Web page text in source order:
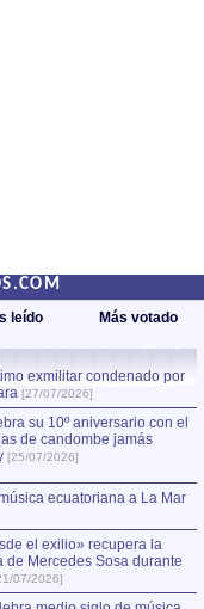
leído Más votado
exmilitar condenado por
[27/07/2026]
su 10º aniversario con el
de candombe jamás
[25/07/2026]
ecuatoriana a La Mar
el exilio» recupera la
Mercedes Sosa durante
07/2026]